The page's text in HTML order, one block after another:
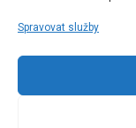
Spravovat služby